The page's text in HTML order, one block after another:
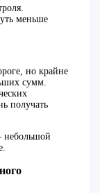
меньше
но крайне
сумм.
получать
небольшой